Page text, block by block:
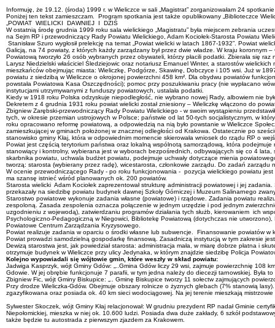
Informuję, że 19.12. (środa) 1999 r. w Wieliczce w sali „Magistrat” zorganizowałam 24
Poniżej ten tekst zamieszczam. Program spotkania jest także opublikowany „Biblioteczce
„POWIAT WIELICKI DAWNIEJ I DZIŚ
W ostatnią środę grudnia 1999 roku sala wielickiego „Magistratu” była miejscem zebrania
na Sejm RP i przewodniczący Rady Powiatu Wielickiego, Adam Kociołek-Starosta Powiatu
Stanisław Szuro wygłosił prelekcję na temat „Powiat wielicki w latach 1867-1932”. Powiat
Galicją, na 74 powiaty, z których każdy zarządzany był przez dwie władze. W kraju
Powiatową tworzyło 26 osób wybranych przez obywateli, którzy płacili podatki. Zbierała się
Larysz Niedzielski właściciel Śledziejowic oraz notariusz Emanuel Winter, a starostów
mieszkańców obejmując miasta: Wieliczkę, Podgórze, Skawinę, Dobczyce i 105 wsi. Już w
powiatu z siedzibą w Wieliczce o okrojonej powierzchni 458 km². Dla obydwu powiatów
powstała Powiatowa Kasa Oszczędności); pomoc przy poszukiwaniu pracy (nie wypłacano
instytucjami utrzymywanymi z funduszy powiatowych, ustalała podatki.
Kiedy w 1918 roku Polska odzyskuje niepodległość, nie wybrano nowej Rady, albowiem nie
Dekretem z 4 grudnia 1931 roku powiat wielicki został zniesiony – Wieliczkę włączono do
Zbigniew Zarębski-przewodniczący Rady Powiatu Wielickiego - w swoim wystąpieniu
tych, w okresie przemian ustrojowych w Polsce; państwie od lat 50-tych socjalistycznym, w
roku opracowano reformę powiatową, a odpowiedzią na nią było powstanie w Wieliczce
zamieszkującej w gminach położonej w znacznej odległości od Krakowa. Ostatecznie po
stanowisko gminy Kłaj, która w odpowiednim momencie skierowała wniosek do rządu RP o
Powiat jest częścią terytorium państwa oraz lokalną wspólnotą samorządową, która
stanowiący i kontrolny, wybierana jest w wyborach bezpośrednich, odbywających się co 4
skarbnika powiatu, uchwala budżet powiatu, podejmuje uchwały dotyczące mienia
tworzą: starosta (wybierany przez radę), wicestarosta, członkowie zarządu. Do zadań
W ocenie przewodniczącego Rady - po roku funkcjonowania - pozycja wielickiego powiatu
ma szansę istnieć wśród planowanych ok. 200 powiatów.
Starosta wielicki Adam Kociołek zaprezentował strukturę administracji powiatowej i jej
przekazały na siedzibę powiatu budynek dawnej Szkoły Górniczej i Muzeum Salinarnego
Starostwo powiatowe wykonuje zadania własne (powiatowe) i rządowe. Zadania powiatu
zespoloną. Zasada zespolenia oznacza połączenie w jednym urzędzie i pod jednym
uzgodnieniu z wojewodą), zatwierdzaniu programów działania tych służb, kierowaniem ich
Psychologiczno-Pedagogiczną w Niegowici, Bibliotekę Powiatową (dotychczas nie
Powiatowe Centrum Zarządzania Kryzysowego.
Powiat realizuje zadania w oparciu o środki własne lub subwencje. Finansowanie powiatów w
Powiat prowadzi samodzielną gospodarkę finansową. Zasadniczą instytucją w tym zakresie
Dewizą starostwa jest, jak powiedział starosta: administracja mała, w miarę dobrze płatna i
otrzymuje budynek w Wieliczce przy ulicy Jedynaka, w którym znajdzie siedzibę Policja
Kolejno wypowiadali się wójtowie gmin, które weszły w skład powiatu:
Jadwiga Kasprzyk, wójt Gminy Gdów: „..Gmina Gdów liczy 29 wsi, zajmuje powierzchnię 108
Gdowie. W jej obrębie funkcjonuje 7 parafii, w tym jedna należy do diecezji tarnowskiej. Była
Zbigniew Fic, wójt Gminy Biskupice: „.. Gminę Biskupice tworzy 11 sołectw zajmujących
Przy drodze Wieliczka-Gdów. Obejmuje obszary rolnicze o żyznych glebach (7% stanowią
zgazyfikowana oraz posiada ok. 40 km sieci wodociągowej. Na jej terenie mieszkają
Sylwester Skoczek, wójt Gminy Kłaj relacjonował: W grudniu prezydent RP nadał Gminie
Niepołomickiej, mieszka w niej ok. 10.600 ludzi. Posiada dwa duże zakłady, 6 szkół
także będzie tu autostrada z pierwszym zjazdem za Krakowem.